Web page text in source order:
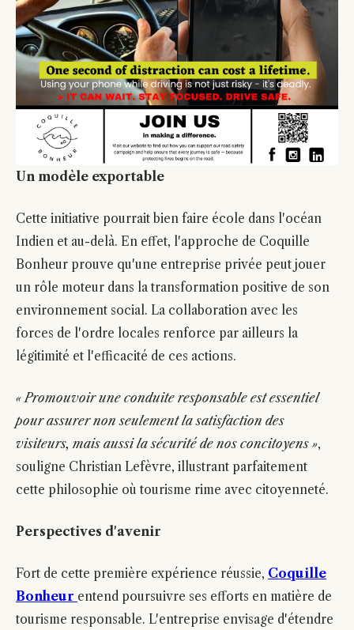
Un modèle exportable
Cette initiative pourrait bien faire école dans l'océan
Indien et au-delà. En effet, l'approche de Coquille
Bonheur prouve qu'une entreprise privée peut jouer
un rôle moteur dans la transformation positive de son
environnement social. La collaboration avec les
forces de l'ordre locales renforce par ailleurs la
légitimité et l'efficacité de ces actions.
« Promouvoir une conduite responsable est essentiel
pour assurer non seulement la satisfaction des
visiteurs, mais aussi la sécurité de nos concitoyens »,
souligne Christian Lefèvre, illustrant parfaitement
cette philosophie où tourisme rime avec citoyenneté.
Perspectives d'avenir
Fort de cette première expérience réussie, Coquille
Bonheur entend poursuivre ses efforts en matière de
tourisme responsable. L'entreprise envisage d'étendre